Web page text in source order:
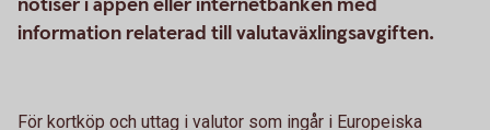
information relaterad till valutaväxlingsavgiften.
För kortköp och uttag i valutor som ingår i Europeiska